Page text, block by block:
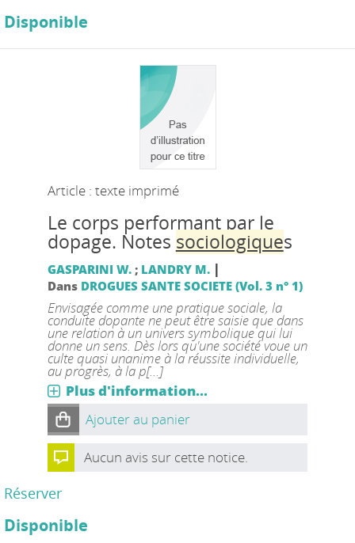
Disponible
Article : texte imprimé
Le corps performant par le
dopage. Notes sociologiques
GASPARINI W.; LANDRY M. |
Dans DROGUES SANTE SOCIETE (Vol. 3 n° 1)
Envisagée comme une pratique sociale, la
conduite dopante ne peut être saisie que dans
une relation à un univers symbolique qui lui
donne un sens. Dès lors qu'une société voue un
culte quasi unanime à la réussite individuelle,
au progrès, à la p[...]
Plus d'information...
Ajouter au panier
Aucun avis sur cette notice.
Réserver
Disponible